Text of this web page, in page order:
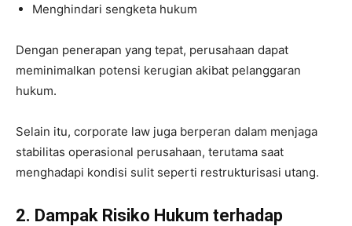
Menghindari sengketa hukum
Dengan penerapan yang tepat, perusahaan dapat
meminimalkan potensi kerugian akibat pelanggaran
hukum.
Selain itu, corporate law juga berperan dalam menjaga
stabilitas operasional perusahaan, terutama saat
menghadapi kondisi sulit seperti restrukturisasi utang.
2. Dampak Risiko Hukum terhadap